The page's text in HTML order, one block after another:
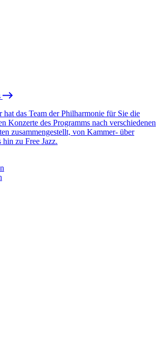
hat das Team der Philharmonie für Sie die
Konzerte des Programms nach verschiedenen
zusammengestellt, von Kammer- über
zu Free Jazz.